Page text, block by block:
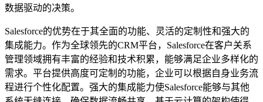
数据驱动的决策。
Salesforce的优势在于其全面的功能、灵活的定制性和强大的
集成能力。作为全球领先的CRM平台，Salesforce在客户关系
管理领域拥有丰富的经验和技术积累，能够满足企业多样化的
需求。平台提供高度可定制的功能，企业可以根据自身业务流
程进行个性化配置。强大的集成能力使Salesforce能够与其他